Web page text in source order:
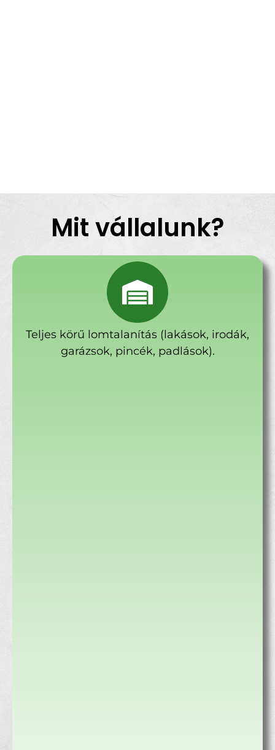
Mit vállalunk?
Teljes körű lomtalanítás (lakások, irodák,
garázsok, pincék, padlások).